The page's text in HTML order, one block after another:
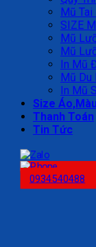
Mũ Tai
SIZE
Mũ
Mũ
In Mũ
Mũ Du
In Mũ
Size
Thanh Toán
Tin Tức
0934540488